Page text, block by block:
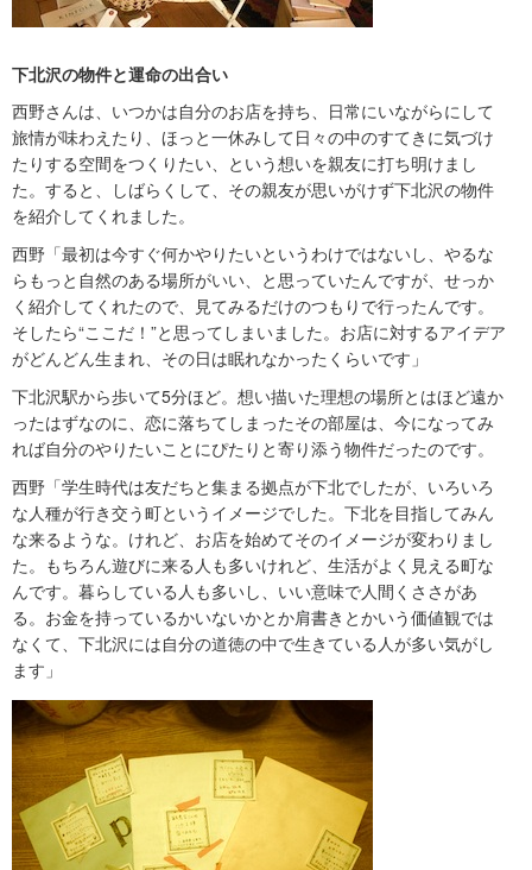
下北沢の物件と運命の出合い
西野さんは、いつかは自分のお店を持ち、日常にいながらにして
旅情が味わえたり、ほっと一休みして日々の中のすてきに気づけ
たりする空間をつくりたい、という想いを親友に打ち明けまし
た。すると、しばらくして、その親友が思いがけず下北沢の物件
を紹介してくれました。
西野「最初は今すぐ何かやりたいというわけではないし、やるな
らもっと自然のある場所がいい、と思っていたんですが、せっか
く紹介してくれたので、見てみるだけのつもりで行ったんです。
そしたら“ここだ！”と思ってしまいました。お店に対するアイデア
がどんどん生まれ、その日は眠れなかったくらいです」
下北沢駅から歩いて5分ほど。想い描いた理想の場所とはほど遠か
ったはずなのに、恋に落ちてしまったその部屋は、今になってみ
れば自分のやりたいことにぴたりと寄り添う物件だったのです。
西野「学生時代は友だちと集まる拠点が下北でしたが、いろいろ
な人種が行き交う町というイメージでした。下北を目指してみん
な来るような。けれど、お店を始めてそのイメージが変わりまし
た。もちろん遊びに来る人も多いけれど、生活がよく見える町な
んです。暮らしている人も多いし、いい意味で人間くささがあ
る。お金を持っているかいないかとか肩書きとかいう価値観では
なくて、下北沢には自分の道徳の中で生きている人が多い気がし
ます」